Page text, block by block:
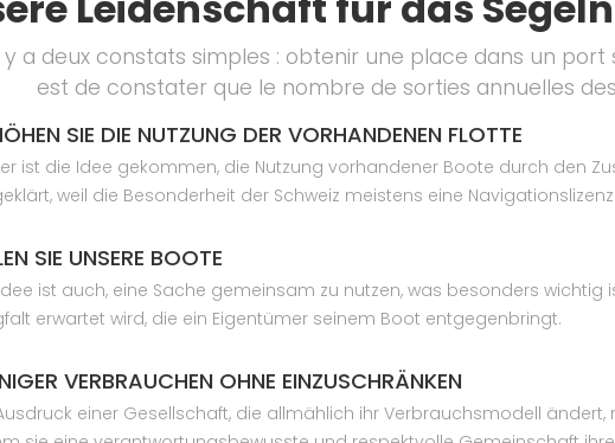
y a deux constats simples : obtenir une place dans un
est de constater que le nombre de sorties annuelles
SIE DIE NUTZUNG DER VORHANDENEN FLOTTE
ist die Idee gekommen, die Nutzung vorhandener Boote durch den
weil die Besonderheit der Schweiz meistens eine
SIE UNSERE BOOTE
ist auch, eine Sache gemeinsam zu nutzen, was besonders
erwartet wird, die ein Eigentümer seinem Boot entgegenbringt.
VERBRAUCHEN OHNE EINZUSCHRÄNKEN
einer Gesellschaft, die allmählich ihr Verbrauchsmodell